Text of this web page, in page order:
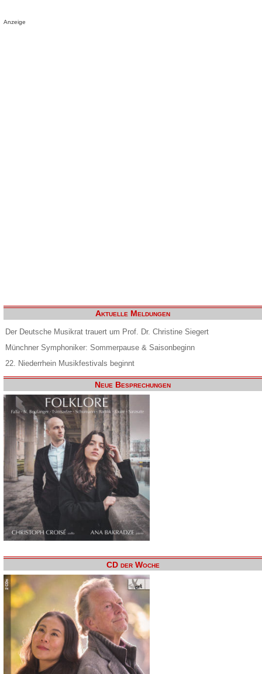
Anzeige
Aktuelle Meldungen
Der Deutsche Musikrat trauert um Prof. Dr. Christine Siegert
Münchner Symphoniker: Sommerpause & Saisonbeginn
22. Niederrhein Musikfestivals beginnt
Neue Besprechungen
CD der Woche